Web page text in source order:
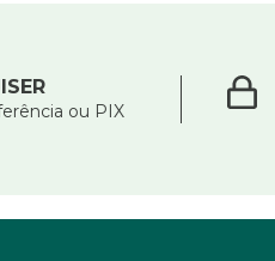
ou PIX